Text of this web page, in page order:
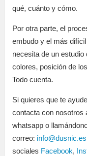
qué, cuánto y cómo.
Por otra parte, el
embudo y el más
necesita de un
colores, posición de
Todo cuenta.
Si quieres que te
contacta con nosotros
whatsapp o
correo: info@dusnic.es
sociales Facebook,